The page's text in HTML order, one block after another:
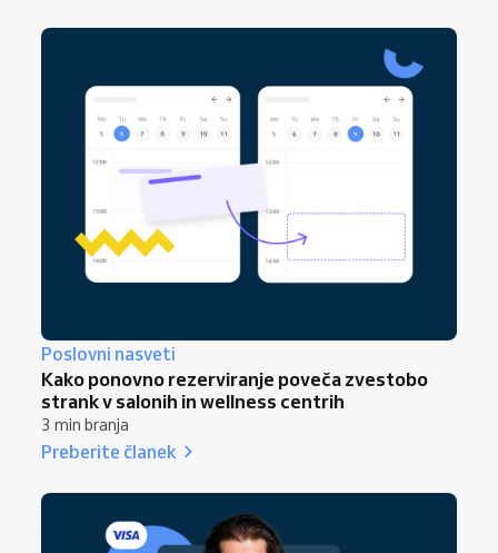
Poslovni nasveti
Kako ponovno rezerviranje poveča zvestobo
strank v salonih in wellness centrih
3 min branja
Preberite članek